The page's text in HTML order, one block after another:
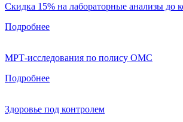
Скидка 15% на лабораторные анализы до
Подробнее
МРТ-исследования по полису ОМС
Подробнее
Здоровье под контролем